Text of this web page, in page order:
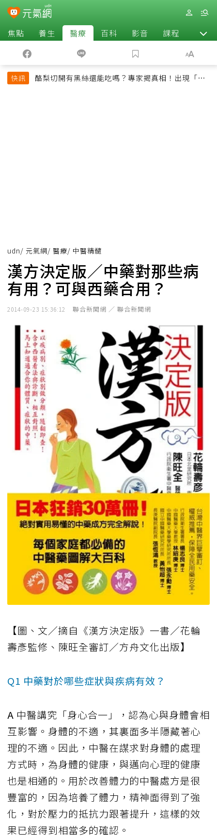
焦點 養生 醫療 百科 影音 課程 退休
快訊
酪梨切開有黑絲還能吃嗎？專家揭真相！出現「3情
udn/ 元氣網/ 醫療/ 中醫精髓
漢方決定版／中藥對那些病
有用？可與西藥合用？
2014-09-23 15:36:12 聯合新聞網 ／ 聯合新聞網
【圖、文／摘自《漢方決定版》一書／花輪
壽彥監修、陳旺全審訂／方舟文化出版】
Q1 中藥對於哪些症狀與疾病有效？
A 中醫講究「身心合一」，認為心與身體會相
互影響。身體的不適，其裏面多半隱藏著心
理的不適。因此，中醫在謀求對身體的處理
方式時，為身體的健康，與邁向心理的健康
也是相通的。用於改善體力的中醫處方是很
豐富的，因為培養了體力，精神面得到了強
化，對於壓力的抵抗力跟著提升，這樣的效
果已經得到相當多的確認。